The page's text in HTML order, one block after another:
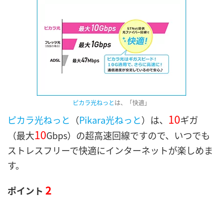
ピカラ光ねっとは、「快適」
ピカラ光ねっと （Pikara光ねっと）は、 10ギガ
（最大10Gbps）の超高速回線ですので、いつでも
ストレスフリーで快適にインターネットが楽しめま
す。
ポイント 2